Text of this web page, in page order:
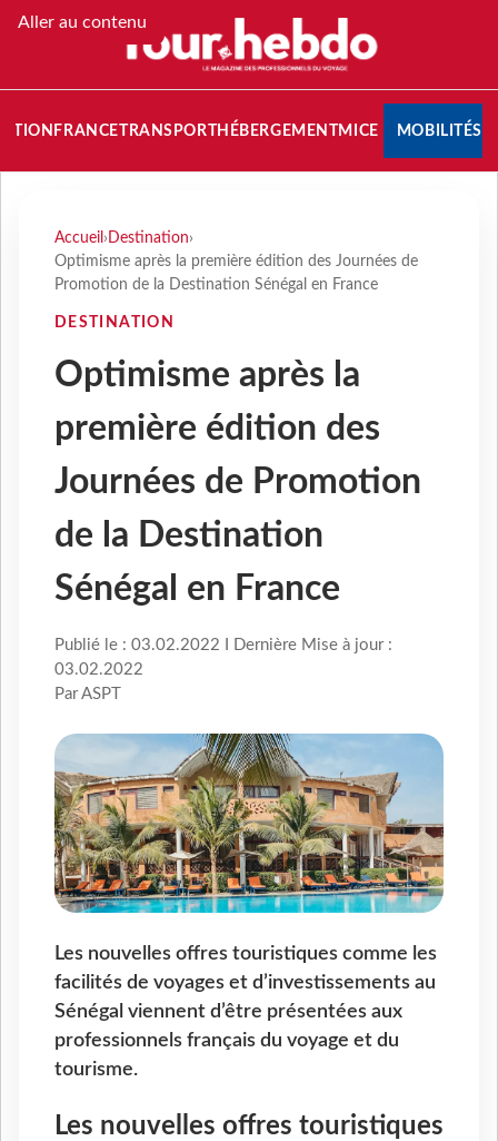
Aller au contenu
FRANCETRANSPORT HÉBERGEMENTMICE MOBILITÉS
Accueil › Destination›
Optimisme après la première édition des Journées de
Promotion de la Destination Sénégal en France
DESTINATION
Optimisme après la
première édition des
Journées de Promotion
de la Destination
Sénégal en France
Publié le : 03.02.2022 I Dernière Mise à jour :
03.02.2022
Par ASPT
Les nouvelles offres touristiques comme les
facilités de voyages et d’investissements au
Sénégal viennent d’être présentées aux
professionnels français du voyage et du
tourisme.
Les nouvelles offres touristiques